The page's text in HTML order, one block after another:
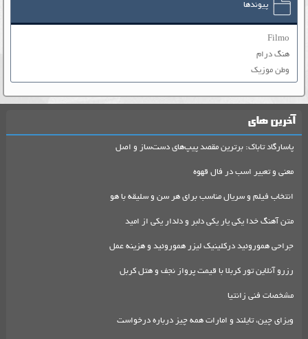
پیوندها
Filmo
هنگ درام
وطن موزیک
آخرین های
پاسارگاد تاباک: برترین مقصد پیپ‌های دست‌ساز و اصل
معنی و تعبیر اسب در فال قهوه
انتخاب فیلم و سریال مناسب برای هر سن و سلیقه با هو
متن آهنگ خدا یکی یار یکی دلبر و دلدار یکی از امید
جراحی هموروئید درکلینیک لیزر هموروئید و هزینه عمل
رزرو آنلاین تور کربلا با قیمت پرواز نجف و هتل کربل
مشخصات فنی زانتیا
ویزای چین، تایلند و امارات همه چیز درباره درخواست